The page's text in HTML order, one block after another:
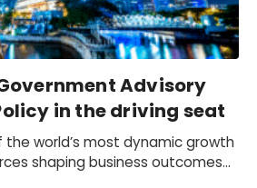
Advisory
in the driving seat
the world’s most dynamic growth
shaping business outcomes